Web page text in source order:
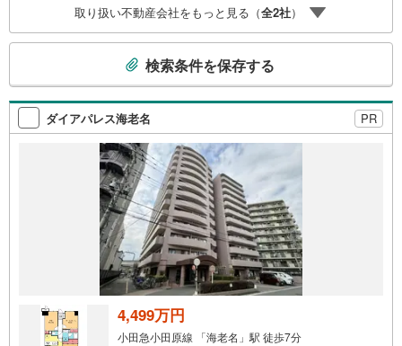
のご請求はお気軽にどうぞ♪お電話でのお問い合わせも常
時受け付けております！お気軽にお問い合わせください。
取り扱い不動産会社をもっと見る（全2社）
検
索
条
検索条件を保存する
ダイアパレス海老名 PR
4,499万円
小田急小田原線 「海老名」駅 徒歩7分